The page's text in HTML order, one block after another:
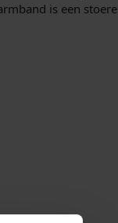
is een stoere